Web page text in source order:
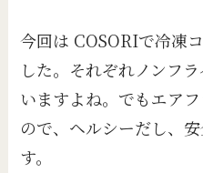
今回は COSORIで冷凍
した。それぞれノンフ
いますよね。でもエア
ので、ヘルシーだし、
す。